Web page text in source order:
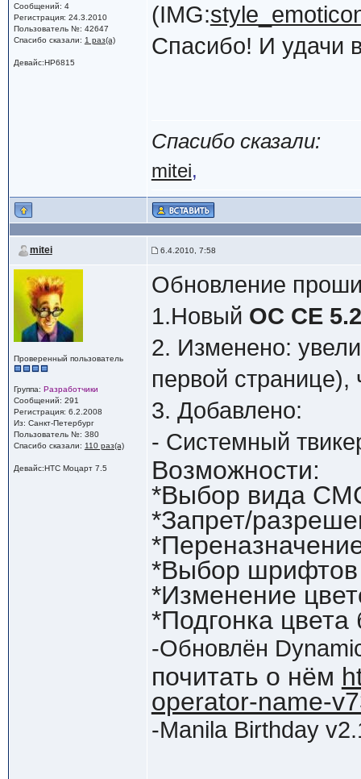
Сообщений: 4
Регистрация: 24.3.2010
Пользователь №: 42647
Спасибо сказали: 1 раз(а)
Девайс:HP6815
(IMG:
Спасибо! И удачи
Спасибо сказали:
mitei,
mitei 6.4.2010, 7:58
Проверенный пользователь
Группа: Разработчики
Сообщений: 291
Регистрация: 6.2.2008
Из: Санкт-Петербург
Пользователь №: 380
Спасибо сказали: 110 раз(а)
Девайс:HTC Моцарт 7.5
Обновление
1.Новый ОС СЕ
2. Изменено:
первой странице),
3. Добавлено:
- Системный
Возможности:
*Выбор вида
*Запрет/
*Выбор шрифтов
*Изменение
*Подгонка
-Обновлён
почитать о нём
operator-name-
-Manila Birthday